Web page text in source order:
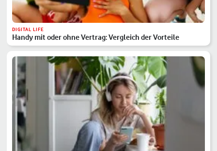
DIGITAL LIFE
Handy mit oder ohne Vertrag: Vergleich der Vorteile